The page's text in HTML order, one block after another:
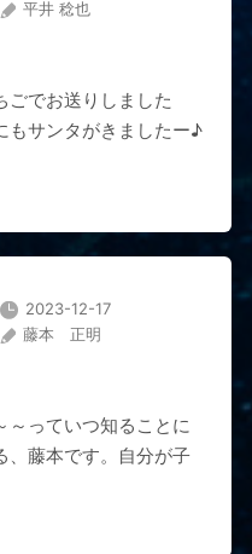
平井 稔也
ごでお送りしました
もサンタがきましたー♪
2023-12-17
藤本 正明
～っていつ知ることに
、藤本です。自分が子